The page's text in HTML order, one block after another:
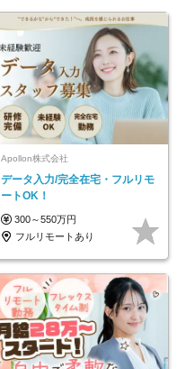
Apollon株式会社
データ入力/完全在宅・フルリモ
ートOK！
300～550万円
フルリモートあり